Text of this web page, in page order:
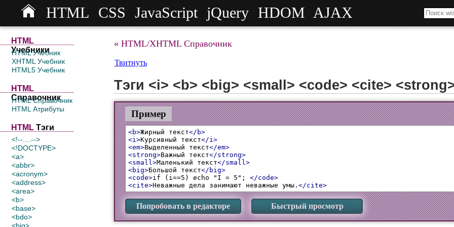
HTML CSS JavaScript jQuery HDOM AJAX
HTML
Учебники
HTML Учебник
XHTML Учебник
HTML5 Учебник
HTML
Справочник
HTML Справочник
HTML Атрибуты
HTML Тэги
<!--....-->
<!DOCTYPE>
<a>
<abbr>
<acronym>
<address>
<area>
<b>
<base>
<bdo>
« HTML/XHTML Справочник
Твитнуть
Тэги <i> <b> <big> <small> <code> <cite>
Пример
<b>Жирный текст</b>
<i>Курсивный текст</i>
<em>Выделенный текст</em>
<strong>Важный текст</strong>
<small>Маленький текст</small>
<big>Большой текст</big>
<code>if (i==5) echo "I = 5"; </code>
<cite>Неважные дела занимают неважные умы. </cite>
Попробовать в редакторе Быстрый просмотр